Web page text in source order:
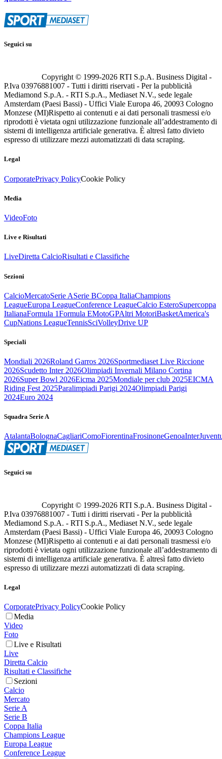
Seguici su
Copyright © 1999-2026 RTI S.p.A. Business Digital -
P.Iva 03976881007 - Tutti i diritti riservati - Per la pubblicità
Mediamond S.p.A. - RTI S.p.A., Mediaset N.V., sede legale
Amsterdam (Paesi Bassi) - Uffici Viale Europa 46, 20093 Cologno
Monzese (MI)Rispetto ai contenuti e ai dati personali trasmessi e/o
riprodotti è vietata ogni utilizzazione funzionale all’addestramento di
sistemi di intelligenza artificiale generativa. È altresì fatto divieto
espresso di utilizzare mezzi automatizzati di data scraping.
Legal
CorporatePrivacy PolicyCookie Policy
Media
VideoFoto
Live e Risultati
LiveDiretta CalcioRisultati e Classifiche
Sezioni
CalcioMercatoSerie ASerie BCoppa ItaliaChampions
LeagueEuropa LeagueConference LeagueCalcio EsteroSupercoppa
ItalianaFormula 1Formula EMotoGPAltri MotoriBasketAmerica's
CupNations LeagueTennisSciVolleyDrive UP
Speciali
Mondiali 2026Roland Garros 2026Sportmediaset Live Riccione
2026Scudetto Inter 2026Olimpiadi Invernali Milano Cortina
2026Super Bowl 2026Eicma 2025Mondiale per club 2025EICMA
Riding Fest 2025Paralimpiadi Parigi 2024Olimpiadi Parigi
2024Euro 2024
Squadra Serie A
AtalantaBolognaCagliariComoFiorentinaFrosinoneGenoaInter
Seguici su
Copyright © 1999-2026 RTI S.p.A. Business Digital -
P.Iva 03976881007 - Tutti i diritti riservati - Per la pubblicità
Mediamond S.p.A. - RTI S.p.A., Mediaset N.V., sede legale
Amsterdam (Paesi Bassi) - Uffici Viale Europa 46, 20093 Cologno
Monzese (MI)Rispetto ai contenuti e ai dati personali trasmessi e/o
riprodotti è vietata ogni utilizzazione funzionale all’addestramento di
sistemi di intelligenza artificiale generativa. È altresì fatto divieto
espresso di utilizzare mezzi automatizzati di data scraping.
Legal
CorporatePrivacy PolicyCookie Policy
Media
Video
Foto
Live e Risultati
Live
Diretta Calcio
Risultati e Classifiche
Sezioni
Calcio
Mercato
Serie A
Serie B
Coppa Italia
Champions League
Europa League
Conference League